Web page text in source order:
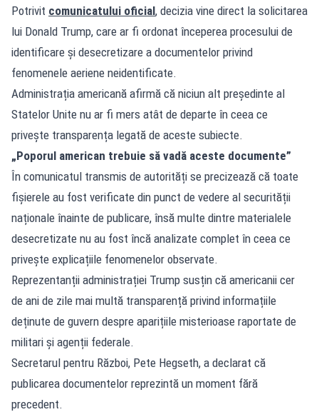
Potrivit comunicatului oficial, decizia vine direct la solicitarea
lui Donald Trump, care ar fi ordonat începerea procesului de
identificare și desecretizare a documentelor privind
fenomenele aeriene neidentificate.
Administrația americană afirmă că niciun alt președinte al
Statelor Unite nu ar fi mers atât de departe în ceea ce
privește transparența legată de aceste subiecte.
„Poporul american trebuie să vadă aceste documente”
În comunicatul transmis de autorități se precizează că toate
fișierele au fost verificate din punct de vedere al securității
naționale înainte de publicare, însă multe dintre materialele
desecretizate nu au fost încă analizate complet în ceea ce
privește explicațiile fenomenelor observate.
Reprezentanții administrației Trump susțin că americanii cer
de ani de zile mai multă transparență privind informațiile
deținute de guvern despre aparițiile misterioase raportate de
militari și agenții federale.
Secretarul pentru Război, Pete Hegseth, a declarat că
publicarea documentelor reprezintă un moment fără
precedent.